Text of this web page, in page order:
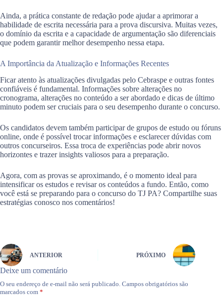
Ainda, a prática constante de redação pode ajudar a aprimorar a
habilidade de escrita necessária para a prova discursiva. Muitas vezes,
o domínio da escrita e a capacidade de argumentação são diferenciais
que podem garantir melhor desempenho nessa etapa.
A Importância da Atualização e Informações Recentes
Ficar atento às atualizações divulgadas pelo Cebraspe e outras fontes
confiáveis é fundamental. Informações sobre alterações no
cronograma, alterações no conteúdo a ser abordado e dicas de último
minuto podem ser cruciais para o seu desempenho durante o concurso.
Os candidatos devem também participar de grupos de estudo ou fóruns
online, onde é possível trocar informações e esclarecer dúvidas com
outros concurseiros. Essa troca de experiências pode abrir novos
horizontes e trazer insights valiosos para a preparação.
Agora, com as provas se aproximando, é o momento ideal para
intensificar os estudos e revisar os conteúdos a fundo. Então, como
você está se preparando para o concurso do TJ PA? Compartilhe suas
estratégias conosco nos comentários!
ANTERIOR PRÓXIMO
Deixe um comentário
O seu endereço de e-mail não será publicado. Campos obrigatórios são
marcados com *